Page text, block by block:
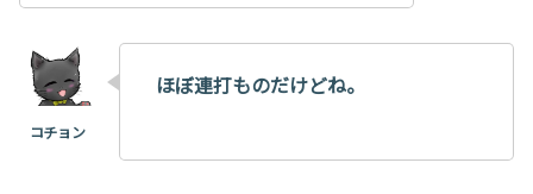
ほぼ連打ものだけどね。